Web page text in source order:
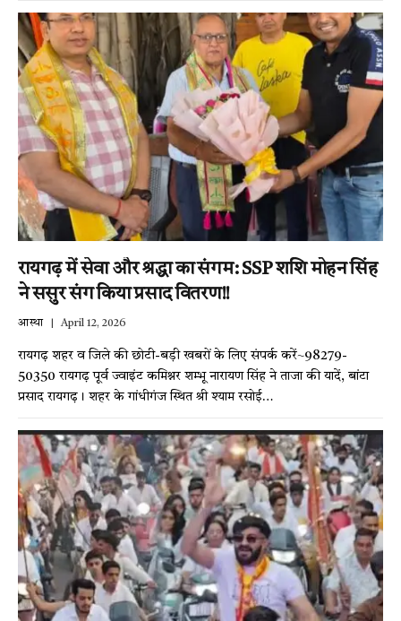
रायगढ़ में सेवा और श्रद्धा का संगम: SSP शशि मोहन सिंह
ने ससुर संग किया प्रसाद वितरण!!
आस्था April 12, 2026
रायगढ़ शहर व जिले की छोटी-बड़ी खबरों के लिए संपर्क करें~98279-
50350 रायगढ़ पूर्व ज्वाइंट कमिश्नर शम्भू नारायण सिंह ने ताजा की यादें, बांटा
प्रसाद रायगढ़। शहर के गांधीगंज स्थित श्री श्याम रसोई…